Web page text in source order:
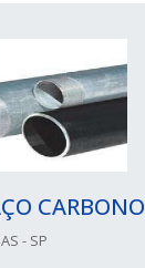
CARBONO
- SP